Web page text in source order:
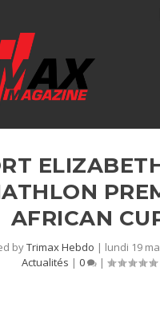
AFRICAN
byTrimax Hebdo | lundi 19
Actualités | 0 |